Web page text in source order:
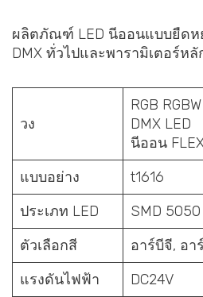
ผลิตภัณฑ์ LED นีออนแบบยืดห
DMX ทั่วไปและพารามิเตอร์หลั
วง
RGB RGBW
DMX LED
นีออน
แบบอย่าง
t1616
ประเภท LED
SMD 5050
ตัวเลือกสี
อาร์บีจี, อา
แรงดันไฟฟ้า
DC24V